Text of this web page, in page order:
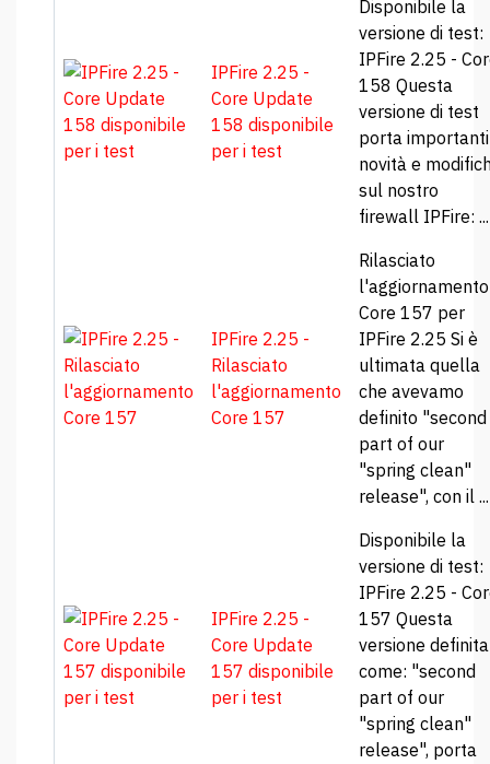
IPFire 2.25 -
Core Update
158 disponibile
per i test
Disponibile la
versione di test:
IPFire 2.25 -
158 Questa
versione di test
porta importanti
novità e
sul nostro
firewall IPFire: ...
IPFire 2.25 -
Rilasciato
l'aggiornamento
Core 157
Rilasciato
l'aggiornamento
Core 157 per
IPFire 2.25 Si è
ultimata quella
che avevamo
definito "second
part of our
"spring clean"
release", con il ...
IPFire 2.25 -
Core Update
157 disponibile
per i test
Disponibile la
versione di test:
IPFire 2.25 -
157 Questa
versione definita
come: "second
part of our
"spring clean"
release", porta